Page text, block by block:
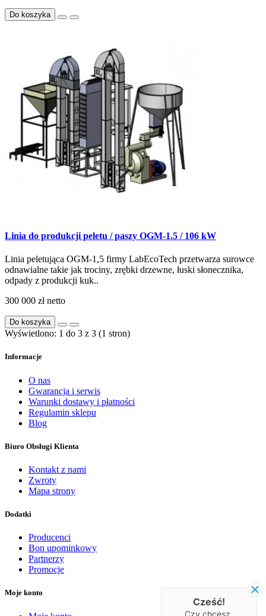
Do koszyka
Linia do produkcji peletu / paszy OGM-1.5 / 106 kW
Linia peletująca OGM-1,5 firmy LabEcoTech przetwarza surowce
odnawialne takie jak trociny, zrębki drzewne, łuski słonecznika,
odpady z produkcji kuk..
300 000 złnetto
Do koszyka
Wyświetlono: 1 do 3 z 3 (1 stron)
Informacje
O nas
Gwarancja i serwis
Warunki dostawy i płatności
Regulamin sklepu
Blog
Biuro Obsługi Klienta
Kontakt z nami
Zwroty
Mapa strony
Dodatki
Producenci
Bon upominkowy
Partnerzy
Promocje
Moje konto
Cześć!
Czy chcesz,